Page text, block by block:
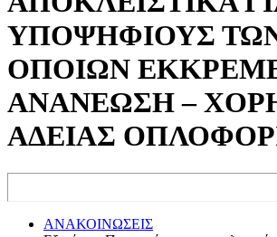
ΥΠΟΨΗΦΙΟΥΣ
ΟΠΟΙΩΝ
ΑΝΑΝΕΩΣΗ –
ΑΔΕΙΑΣ
ΑΝΑΚΟΙΝΩΣΕΙΣ